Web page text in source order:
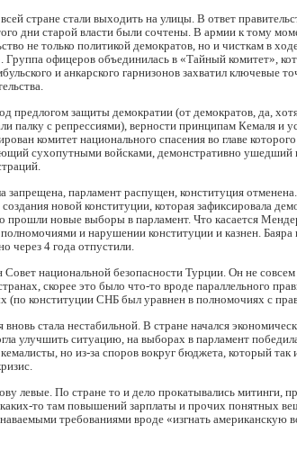
стране стали выходить на улицы. В ответ
дни старой власти были сочтены. В армии к тому
не только политикой демократов, но и чисткам в
Группа офицеров объединилась в «Тайный комитет»,
и анкарского гарнизонов захватил ключевые
предлогом защиты демократии (от демократов, да,
палку с репрессиями), верности принципам Кемаля и
комитет национального спасения во главе которого
сухопутными войсками, демонстративно ушедший в
запрещена, парламент распущен, конституция
новой конституции, которая зафиксировала
прошли новые выборы в парламент. Что касается
и нарушении конституции и казнен. Баяра
через 4 года отпустили.
Совет национальной безопасности Турции. Он не совсем
скорее это было что-то вроде параллельного
(по конституции СНБ был уравнен в полномочиях с
стала нестабильной. В стране начался
улучшить ситуацию, на выборах в парламент
но из-за споров вокруг бюджета, который так
левые. По стране то и дело прокатывались митинги,
то там повышений зарплаты и прочих понятных
требованиями вроде «изгнать американскую